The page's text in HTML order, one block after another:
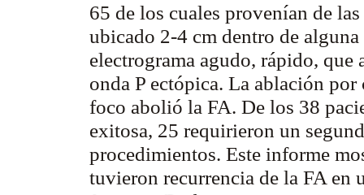
65 de los cuales provenían de las
ubicado 2-4 cm dentro de
electrograma agudo, rápido, que
onda P ectópica. La ablación
foco abolió la FA. De los 38
exitosa, 25 requirieron un
procedimientos. Este informe
tuvieron recurrencia de la FA en